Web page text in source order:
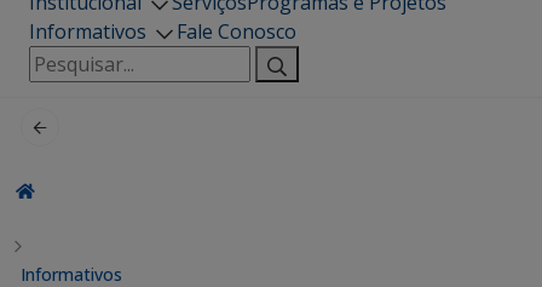
Informativos
Fale Conosco
Pesquisar
por:
Informativos